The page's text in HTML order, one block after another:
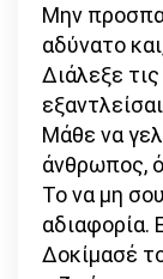
Μην
αδύνατο
Διάλεξε
Μάθε να
άνθρωπος,
Το να μη
αδιαφορία.
Δοκίμασέ